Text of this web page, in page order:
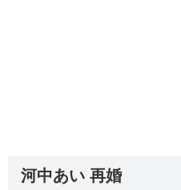
河中あい 再婚